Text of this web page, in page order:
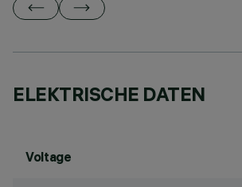
ELEKTRISCHE DATEN
Voltage